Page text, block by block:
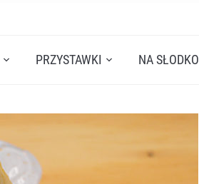
PRZYSTAWKI NA SŁODKO